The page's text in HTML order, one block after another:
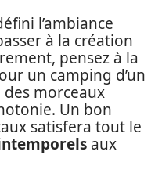
l’ambiance
à la création
pensez à la
un camping d’un
morceaux
Un bon
satisfera tout le
aux